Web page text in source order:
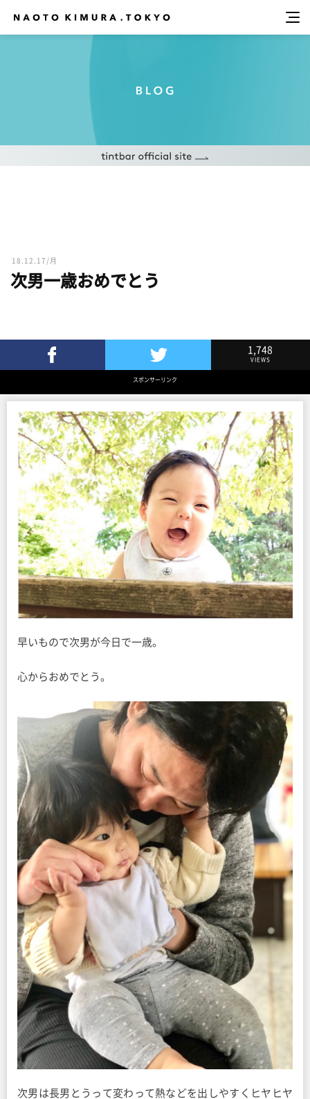
18.12.17/月
次男一歳おめでとう
Twitterでツイート
1,748
VIEWS
スポンサーリンク
早いもので次男が今日で一歳。
心からおめでとう。
次男は長男とうって変わって熱などを出しやすくヒヤヒヤ